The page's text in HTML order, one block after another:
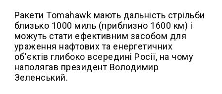
Ракети Tomahawk мають дальність стрільби
близько 1000 миль (приблизно 1600 км) і
можуть стати ефективним засобом для
ураження нафтових та енергетичних
об'єктів глибоко всередині Росії, на чому
наполягав президент Володимир
Зеленський.